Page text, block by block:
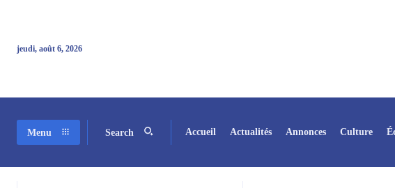
jeudi, août 6, 2026
Menu Search Accueil Actualités Annonces Culture